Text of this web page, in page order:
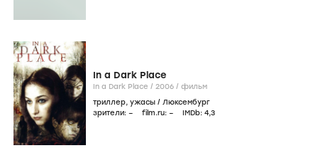
In a Dark Place
In a Dark Place / 2006 / фильм
триллер, ужасы / Люксембург
зрители: – film.ru: – IMDb: 4,3